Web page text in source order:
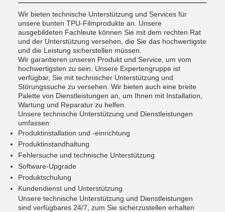
Wir bieten technische Unterstützung und Services für
unsere bunten TPU-Filmprodukte an. Unsere
ausgebildeten Fachleute können Sie mit dem rechten Rat
und der Unterstützung versehen, die Sie das hochwertigste
und die Leistung sicherstellen müssen.
Wir garantieren unseren Produkt und Service, um vom
hochwertigsten zu sein. Unsere Expertengruppe ist
verfügbar, Sie mit technischer Unterstützung und
Störungssuche zu versehen. Wir bieten auch eine breite
Palette von Dienstleistungen an, um Ihnen mit Installation,
Wartung und Reparatur zu helfen.
Unsere technische Unterstützung und Dienstleistungen
umfassen:
Produktinstallation und -einrichtung
Produktinstandhaltung
Fehlersuche und technische Unterstützung
Software-Upgrade
Produktschulung
Kundendienst und Unterstützung
Unsere technische Unterstützung und Dienstleistungen
sind verfügbares 24/7, zum Sie sicherzustellen erhalten